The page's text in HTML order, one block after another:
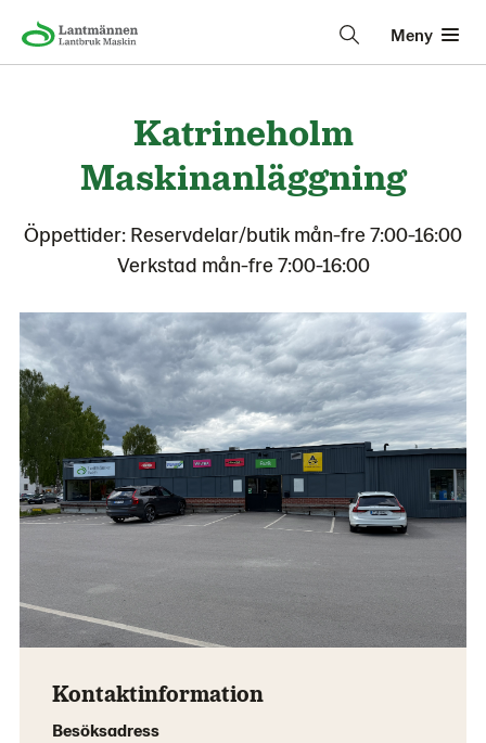
Meny
Katrineholm
Maskinanläggning
Öppettider: Reservdelar/butik mån-fre 7:00-16:00
Verkstad mån-fre 7:00-16:00
Kontaktinformation
Besöksadress